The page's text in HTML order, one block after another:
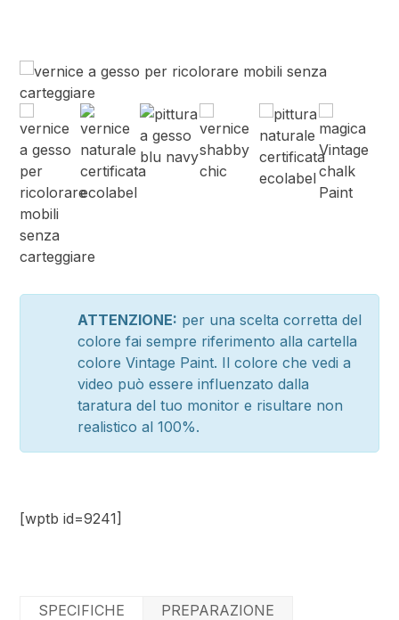
ATTENZIONE: per una scelta corretta del
colore fai sempre riferimento alla cartella
colore Vintage Paint. Il colore che vedi a
video può essere influenzato dalla
taratura del tuo monitor e risultare non
realistico al 100%.
[wptb id=9241]
SPECIFICHE
PREPARAZIONE